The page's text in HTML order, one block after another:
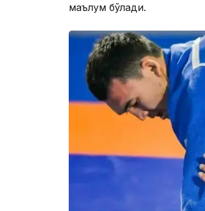
маълум бўлади.